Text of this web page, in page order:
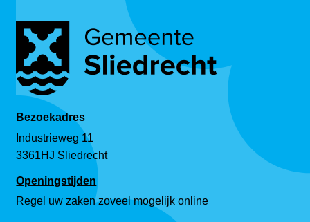
Bezoekadres
Industrieweg 11
3361HJ Sliedrecht
Openingstijden
Regel uw zaken zoveel mogelijk online